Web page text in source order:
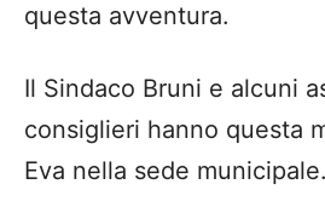
questa avventura.
Il Sindaco Bruni e alcuni
consiglieri hanno questa
Eva nella sede municipale.